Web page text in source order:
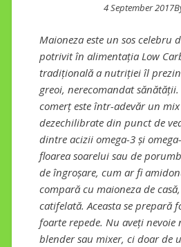
4 September 2017
Maioneza este un sos celebru
potrivit în alimentația Low
tradițională a nutriției îl
greoi, nerecomandat
comerț este într-adevăr un
dezechilibrate din punct de
dintre acizii omega-3 și
floarea soarelui sau de
de îngroșare, cum ar fi
compară cu maioneza de
catifelată. Aceasta se prepară
foarte repede. Nu aveți nevoie
blender sau mixer, ci doar de